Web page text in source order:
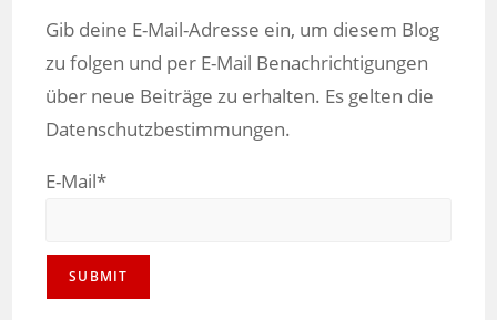
Gib deine E-Mail-Adresse ein, um diesem Blog
zu folgen und per E-Mail Benachrichtigungen
über neue Beiträge zu erhalten. Es gelten die
Datenschutzbestimmungen.
E-Mail*